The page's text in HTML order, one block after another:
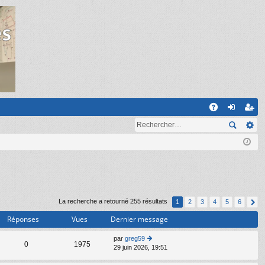
on ns
cri
La recherche a retourné 255 résultats 1 2 3 4 5 6
Réponses Vues Dernier message
0 1975
par greg59
o
29 juin 2026, 19:51